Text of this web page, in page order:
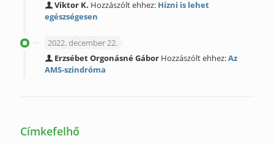
Viktor K. Hozzászólt ehhez: Hízni is lehet
egészségesen
2022. december 22.
Erzsébet Orgonásné Gábor Hozzászólt ehhez:Az
AMS-szindróma
Címkefelhő